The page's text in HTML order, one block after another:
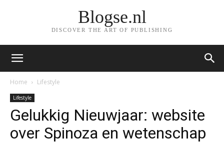
Blogse.nl
DISCOVER THE ART OF PUBLISHING
Home Lifestyle
Lifestyle
Gelukkig Nieuwjaar: website
over Spinoza en wetenschap